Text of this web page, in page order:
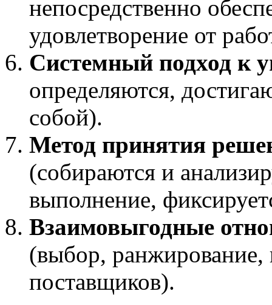
непосредственно
удовлетворение от
Системный подход к
определяются,
собой).
Метод принятия
(собираются и
выполнение,
Взаимовыгодные
(выбор,
поставщиков).